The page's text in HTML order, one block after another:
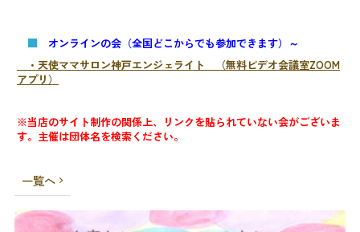
■
オンラインの会（全国どこからでも参加できます）～
・天使ママサロン神戸エンジェライト （無料ビデオ会議室ZOOM
アプリ）
※当店のサイト制作の関係上、リンクを貼られていない会がございま
す。主催は団体名を検索ください。
一覧へ